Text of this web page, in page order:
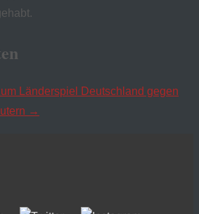
Länderspiel Deutschland gegen
→